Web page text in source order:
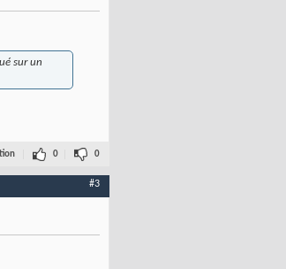
sur un
0 0
#3